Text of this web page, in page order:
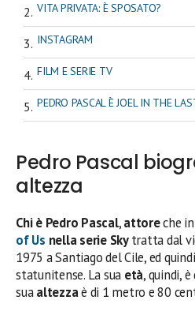
VITA PRIVATA: È SPOSATO?
INSTAGRAM
FILM E SERIE TV
PEDRO PASCAL È JOEL IN THE
Pedro Pascal
altezza
Chi è Pedro Pascal,attoreche
of Us nella serie Skytratta dal
1975 a Santiago del Cile, ed
statunitense. La sua età, quindi,
suaaltezzaè di 1 metro e 80